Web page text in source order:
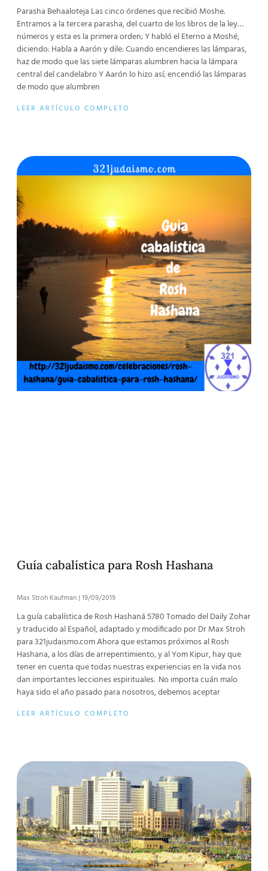
Parasha Behaaloteja Las cinco órdenes que recibió Moshe.
Entramos a la tercera parasha, del cuarto de los libros de la ley…
números y esta es la primera orden; Y habló el Eterno a Moshé,
diciendo: Habla a Aarón y dile: Cuando encendieres las lámparas,
haz de modo que las siete lámparas alumbren hacia la lámpara
central del candelabro Y Aarón lo hizo así; encendió las lámparas
de modo que alumbren
LEER ARTÍCULO COMPLETO
Guía cabalística para Rosh Hashana
Max Stroh Kaufman 19/09/2019
La guía cabalística de Rosh Hashaná 5780 Tomado del Daily Zohar
y traducido al Español, adaptado y modificado por Dr Max Stroh
para 321judaismo.com Ahora que estamos próximos al Rosh
Hashana, a los días de arrepentimiento, y al Yom Kipur, hay que
tener en cuenta que todas nuestras experiencias en la vida nos
dan importantes lecciones espirituales. No importa cuán malo
haya sido el año pasado para nosotros, debemos aceptar
LEER ARTÍCULO COMPLETO